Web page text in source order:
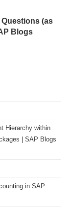
(as
Blogs
Hierarchy within
| SAP Blogs
in SAP